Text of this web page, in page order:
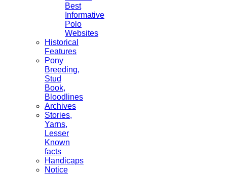
Best
Informative
Polo
Websites
Historical
Features
Pony
Breeding,
Stud
Book,
Bloodlines
Archives
Stories,
Yarns,
Lesser
Known
facts
Handicaps
Notice